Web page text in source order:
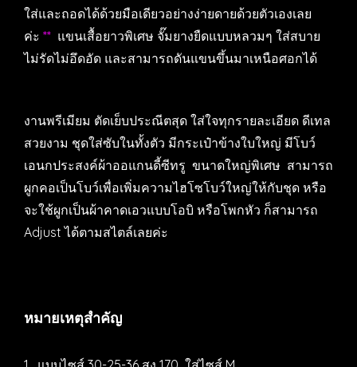
ใส่และถอดได้ด้วยมือเดียวอย่างง่ายดายด้วยตัวเองเลย
ค่ะ ** แขนเสื้อยาวพิเศษ จั๊มยางยืดแบบหลวมๆ ใส่สบาย
ไม่รัดไม่อึดอัด และสามารถดันแขนขึ้นมาเหนือศอกได้
งานพรีเมียม ตัดเย็บประณีตสุด ใส่ใจทุกรายละเอียด ดีเทล
สวยงาม ชุดใส่ซับในทั้งตัว มีกระเป๋าข้างใบใหญ่ มีโบว์
เอนกประสงค์ผ้าออแกนดี้ซีทรู ขนาดใหญ่พิเศษ สามารถ
ผูกคอเป็นโบว์เพื่อเพิ่มความไฮโซโบว์ใหญ่ให้กับชุด หรือ
จะใช้ผูกเป็นผ้าคาดเอวแบบโอบิ หรือโพกหัว ก็สามารถ
Adjust ได้ตามสไตล์เลยค่ะ
หมายเหตุสำคัญ